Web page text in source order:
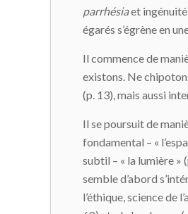
parrhésiaet
égarés s’égrène en
Il commence de
existons. Ne
(p. 13), mais aussi
Il se poursuit de
fondamental – «
subtil – « la lumière »
semble d’abord
l’éthique, science de